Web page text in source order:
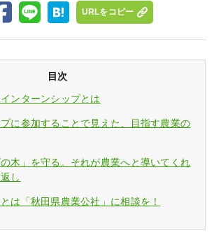
URLをコピー
目次
ンターンシップとは
に参加することで見えた、目指す農業の
木」を守る。それが農業へと導いてくれ
し
は「秋田県農業公社」に相談を！